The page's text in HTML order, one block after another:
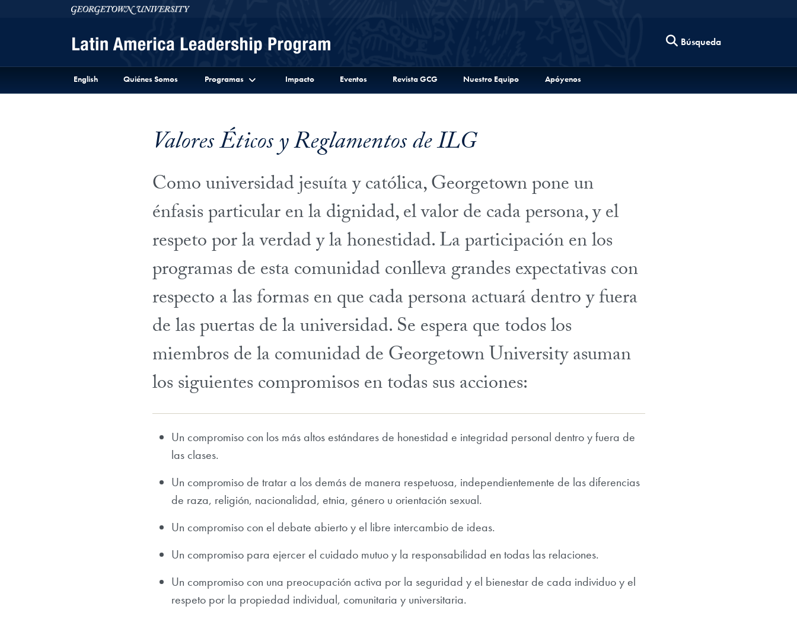
Skip to Latin America Leadership Program Full Site Menu
Skip to main contentGeorgetown University
Búsqueda
English Quiénes Somos Programas Impacto Eventos Revista GCG Nuestro Equipo Apóyenos
Valores Éticos y Reglamentos de ILG
Como universidad jesuíta y católica, Georgetown pone un
énfasis particular en la dignidad, el valor de cada persona, y el
respeto por la verdad y la honestidad. La participación en los
programas de esta comunidad conlleva grandes expectativas con
respecto a las formas en que cada persona actuará dentro y fuera
de las puertas de la universidad. Se espera que todos los
miembros de la comunidad de Georgetown University asuman
los siguientes compromisos en todas sus acciones:
Un compromiso con los más altos estándares de honestidad e integridad personal dentro y fuera de
las clases.
Un compromiso de tratar a los demás de manera respetuosa, independientemente de las diferencias
de raza, religión, nacionalidad, etnia, género u orientación sexual.
Un compromiso con el debate abierto y el libre intercambio de ideas.
Un compromiso para ejercer el cuidado mutuo y la responsabilidad en todas las relaciones.
Un compromiso con una preocupación activa por la seguridad y el bienestar de cada individuo y el
respeto por la propiedad individual, comunitaria y universitaria.